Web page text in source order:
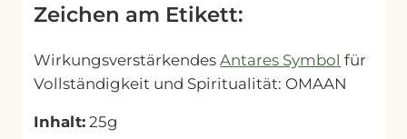
Zeichen am Etikett:
WirkungsverstärkendesAntares Symbol für
Vollständigkeit und Spiritualität: OMAAN
Inhalt: 25g